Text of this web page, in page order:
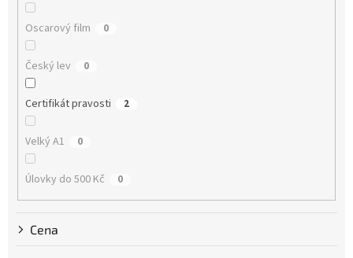
Oscarový film 0
Český lev 0
Certifikát pravosti 2
Velký A1 0
Úlovky do 500 Kč 0
Cena